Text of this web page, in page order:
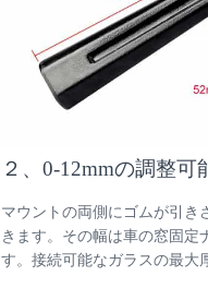
２、0-12mmの調整可
マウントの両側にゴムが引き
きます。その幅は車の窓固定
す。接続可能なガラスの最大